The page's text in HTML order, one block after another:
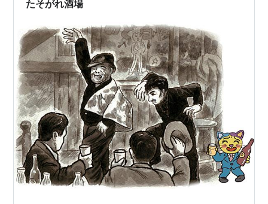
たそがれ酒場